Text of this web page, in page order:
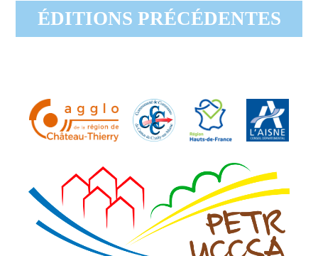
ÉDITIONS PRÉCÉDENTES